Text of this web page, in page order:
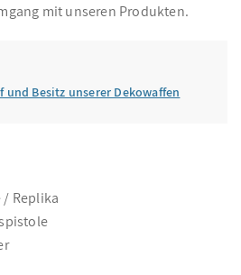
mit unseren Produkten.
und Besitz unserer Dekowaffen
Replika